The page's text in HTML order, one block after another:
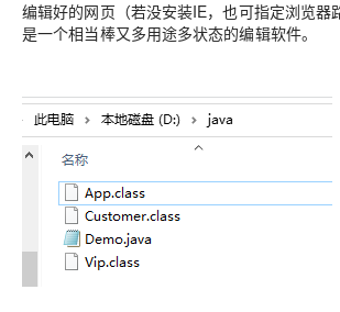
编辑好的网页（若没安装IE，也可指定浏览器
是一个相当棒又多用途多状态的编辑软件。